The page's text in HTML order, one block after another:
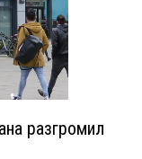
разгромил